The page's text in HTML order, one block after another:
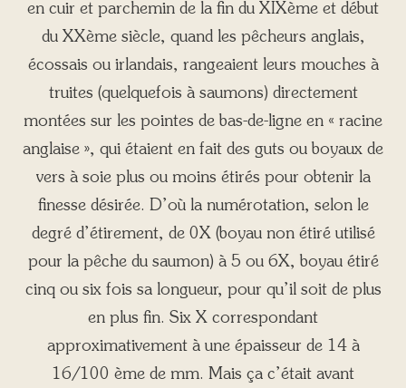
en cuir et parchemin de la fin du XIXème et début
du XXème siècle, quand les pêcheurs anglais,
écossais ou irlandais, rangeaient leurs mouches à
truites (quelquefois à saumons) directement
montées sur les pointes de bas-de-ligne en « racine
anglaise », qui étaient en fait des guts ou boyaux de
vers à soie plus ou moins étirés pour obtenir la
finesse désirée. D’où la numérotation, selon le
degré d’étirement, de 0X (boyau non étiré utilisé
pour la pêche du saumon) à 5 ou 6X, boyau étiré
cinq ou six fois sa longueur, pour qu’il soit de plus
en plus fin. Six X correspondant
approximativement à une épaisseur de 14 à
16/100 ème de mm. Mais ça c’était avant